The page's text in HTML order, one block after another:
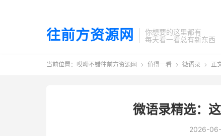
往前方资源网
你想要的这里都有
每天看一看总有新东西
当前位置： 哎呦不错往前方资源网  值得一看  微语录  正
微语录精选：
2026-